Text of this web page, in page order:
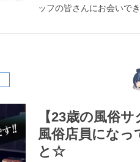
ッフの皆さんにお会いで
【23歳の風俗
風俗店員になっ
と☆